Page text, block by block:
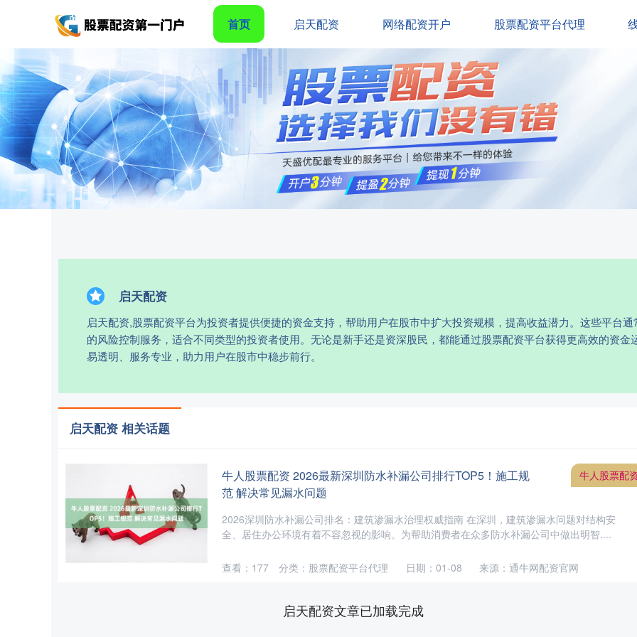
首页 启天配资 网络配资开户 股票配资平台代理
启天配资
启天配资,股票配资平台为投资者提供便捷的资金支持，帮助用户在股市中扩大投资规模，提高收益潜力。这些平台
的风险控制服务，适合不同类型的投资者使用。无论是新手还是资深股民，都能通过股票配资平台获得更高效的资
易透明、服务专业，助力用户在股市中稳步前行。
启天配资 相关话题
牛人股票配资 2026最新深圳防水补漏公司排行TOP5！施工规
范 解决常见漏水问题
2026深圳防水补漏公司排名：建筑渗漏水治理权威指南 在深圳，建筑渗漏水问题对结构安
全、居住办公环境有着不容忽视的影响。为帮助消费者在众多防水补漏公司中做出明智....
牛人股票配
日期：01-08 来源：通牛网配资官网
查看： 177 分类： 股票配资平台代理
启天配资文章已加载完成